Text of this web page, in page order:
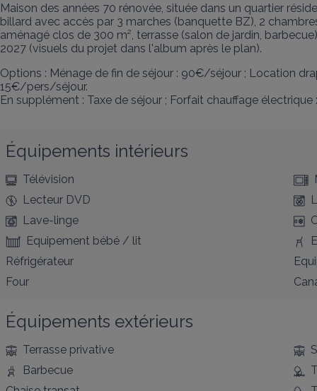
Maison des années 70 rénovée, située dans un quartier
billard avec accès par 3 marches (banquette BZ), 2
aménagé clos de 300 m², terrasse (salon de jardin,
2027 (visuels du projet dans l'album après le plan).
Options : Ménage de fin de séjour : 90€/séjour ; Location
15€/pers/séjour.
En supplément : Taxe de séjour ; Forfait chauffage
Équipements intérieurs
Télévision
Lecteur DVD
Lave-linge
Equipement bébé / lit
Réfrigérateur
Four
Équipements extérieurs
Terrasse privative
Barbecue